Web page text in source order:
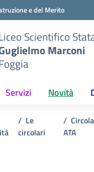
e del Merito
Scientifico
Marconi
Servizi Novità
Le
circolari
ATA